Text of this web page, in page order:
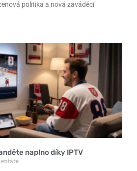
politika a nová zaváděcí
naplno díky IPTV